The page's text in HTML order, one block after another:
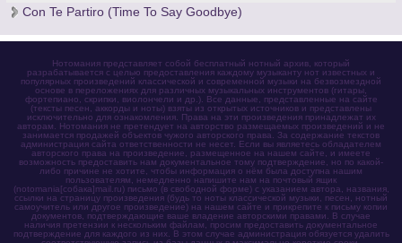
Con Te Partiro (Time To Say Goodbye)
Нотомания представляет собой бесплатный нотный архив, который
разрабатывается с целью предоставления каждому музыканту нот известных и
популярных произведений классической и современной музыки на безвозмездной
основе в переложениях для различных музыкальных инструментов (гитары,
фортепиано, скрипки, виолончели и др.). Все данные, представленные на сайте
(тексты песен, аккорды и ноты) взяты из открытых источников и представлены
исключительно для ознакомления. Права на эти произведения принадлежат их
авторам. Нотомания не претендует на авторство размещаемых произведений и не
занимается продажей объектов чужого авторского права. За содержание текстов
администрация сайта ответственности не несет. Если вы являетесь обладателем
авторского права на произведение, размещенное на нашем сайте, и имеете
возможность предоставить нам документальное тому подтверждение, но по какой-
либо причине не хотите, чтобы информация о нём была доступна нашим
пользователям, немедленно напишите нам на почтовый ящик
(notomania[собака]mail.ru) письмо (в свободной форме) с указанием автора, названия,
ссылки на страницу произведения (будь то ноты классической музыки, песен, нотный
самоучитель или другое произведение) на нашем сайте и прикрепите к письму копии
документов, подтверждающие ваше владение авторскими правами. В случае
наличия претензии к нескольким файлам, просим предоставить документальное
подтверждение для каждого из них. В этом случае администрация обязуется удалить